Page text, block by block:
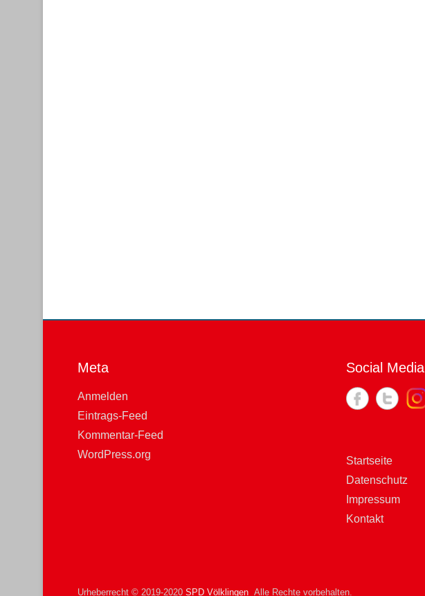
Meta
Anmelden
Eintrags-Feed
Kommentar-Feed
WordPress.org
Social Media
Startseite
Datenschutz
Impressum
Kontakt
Urheberrecht © 2019-2020 SPD Völklingen Alle Rechte vorbehalten.